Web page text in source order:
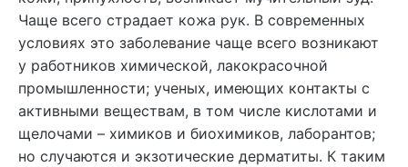
Чаще всего страдает кожа рук. В современных
условиях это заболевание чаще всего возникают
у работников химической, лакокрасочной
промышленности; ученых, имеющих контакты с
активными веществам, в том числе кислотами и
щелочами – химиков и биохимиков, лаборантов;
но случаются и экзотические дерматиты. К таким